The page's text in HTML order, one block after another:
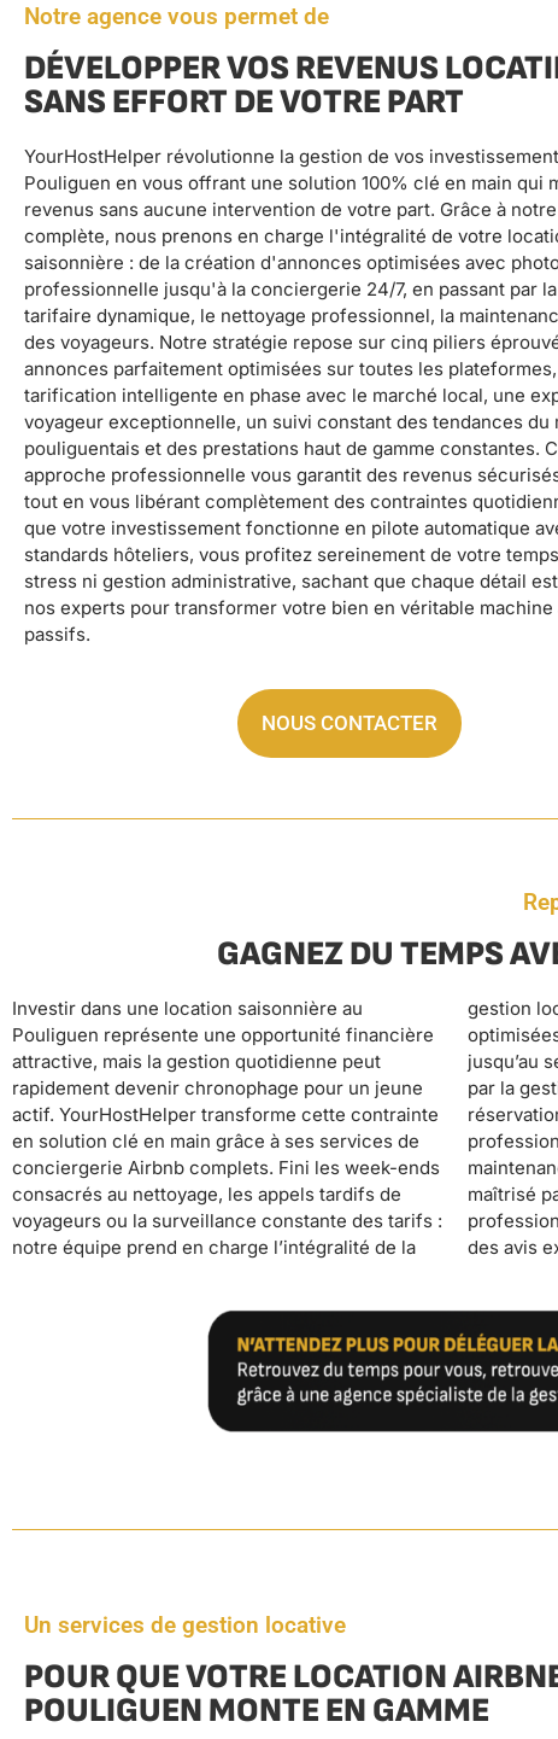
Notre agence vous permet de
DÉVELOPPER VOS REVENUS
SANS EFFORT DE VOTRE PART
YourHostHelper révolutionne la gestion de vos
Pouliguen en vous offrant une solution 100% clé en main qui
revenus sans aucune intervention de votre part. Grâce à
complète, nous prenons en charge l'intégralité de votre
saisonnière : de la création d'annonces optimisées avec
professionnelle jusqu'à la conciergerie 24/7, en passant par
tarifaire dynamique, le nettoyage professionnel, la
des voyageurs. Notre stratégie repose sur cinq piliers
annonces parfaitement optimisées sur toutes les
tarification intelligente en phase avec le marché local, une
voyageur exceptionnelle, un suivi constant des tendances du
pouliguentais et des prestations haut de gamme constantes.
approche professionnelle vous garantit des revenus
tout en vous libérant complètement des contraintes
que votre investissement fonctionne en pilote automatique
standards hôteliers, vous profitez sereinement de votre
stress ni gestion administrative, sachant que chaque détail
nos experts pour transformer votre bien en véritable machine
passifs.
NOUS CONTACTER
GAGNEZ DU TEMPS
Investir dans une location saisonnière au
Pouliguen représente une opportunité financière
attractive, mais la gestion quotidienne peut
rapidement devenir chronophage pour un jeune
actif. YourHostHelper transforme cette contrainte
en solution clé en main grâce à ses services de
conciergerie Airbnb complets. Fini les week-ends
consacrés au nettoyage, les appels tardifs de
voyageurs ou la surveillance constante des tarifs :
notre équipe prend en charge l’intégralité de la
gestion locative. De la création d’annonces
optimisées avec photographie professionnelle
jusqu’au service de conciergerie 24/7, en passant
par la gestion tarifaire dynamique, le suivi des
réservations, l’accueil des voyageurs, le nettoyage
professionnel, l’entretien du linge et la
maintenance préventive, chaque aspect est
maîtrisé par nos experts. Cette approche
professionnelle aux standards hôteliers garantit
des avis excellents et maximise vos revenus tout
en vous libérant totalement des tâches
opérationnelles. Vous conservez ainsi votre
équilibre vie privée-vie professionnelle tout en
développant sereinement votre patrimoine
immobilier, vos locations fonctionnant en pilote
automatique pendant que vous vous concentrez
Un services de gestion locative
POUR QUE VOTRE LOCATION
POULIGUEN MONTE EN GAMME